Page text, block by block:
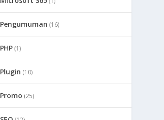
Pengumuman (16)
PHP (1)
Plugin (10)
Promo (25)